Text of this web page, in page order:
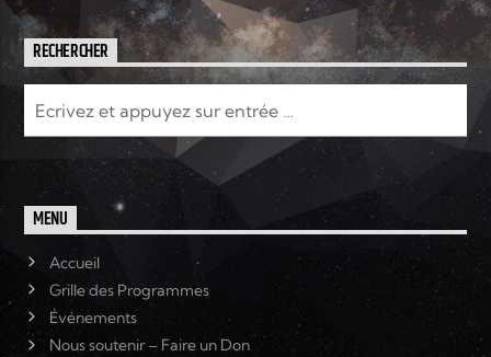
RECHERCHER
MENU
Accueil
Grille des Programmes
Événements
Nous soutenir – Faire un Don